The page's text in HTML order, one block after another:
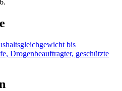
bis
Drogenbeauftragter, geschützte